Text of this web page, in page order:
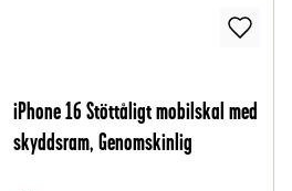
iPhone 16 Stöttåligt mobilskal med
skyddsram, Genomskinlig